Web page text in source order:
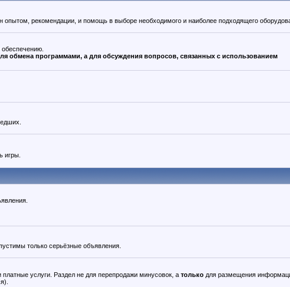
рекомендации, и помощь в выборе необходимого и наиболее подходящего
обмена программами, а для обсуждения вопросов, связанных с использованием
игры.
только серьёзные объявления.
услуги. Раздел не для перепродажи минусовок, а только для размещения